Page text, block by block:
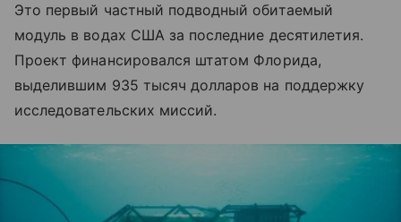
Это первый частный подводный обитаемый
модуль в водах США за последние десятилетия.
Проект финансировался штатом Флорида,
выделившим 935 тысяч долларов на поддержку
исследовательских миссий.